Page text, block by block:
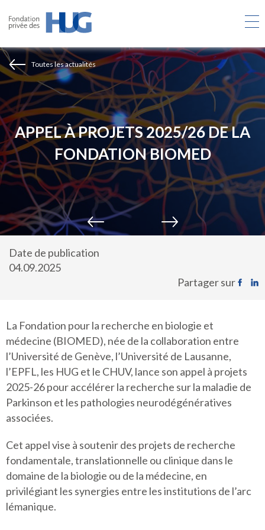
contenu
Toutes les actualités
APPEL À PROJETS 2025/26 DE LA
FONDATION BIOMED
Date de publication
04.09.2025
Partager sur
La Fondation pour la recherche en biologie et
médecine (BIOMED), née de la collaboration entre
l’Université de Genève, l’Université de Lausanne,
l’EPFL, les HUG et le CHUV, lance son appel à projets
2025-26 pour accélérer la recherche sur la maladie de
Parkinson et les pathologies neurodégénératives
associées.
Cet appel vise à soutenir des projets de recherche
fondamentale, translationnelle ou clinique dans le
domaine de la biologie ou de la médecine, en
privilégiant les synergies entre les institutions de l’arc
lémanique.